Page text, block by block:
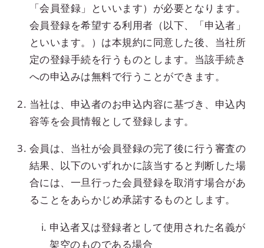
「会員登録」といいます）が必要となります。
会員登録を希望する利用者（以下、「申込者」
といいます。）は本規約に同意した後、当社所
定の登録手続を行うものとします。当該手続き
への申込みは無料で行うことができます。
当社は、申込者のお申込内容に基づき、申込内
容等を会員情報として登録します。
会員は、当社が会員登録の完了後に行う審査の
結果、以下のいずれかに該当すると判断した場
合には、一旦行った会員登録を取消す場合があ
ることをあらかじめ承諾するものとします。
申込者又は登録者として使用された名義が
架空のものである場合